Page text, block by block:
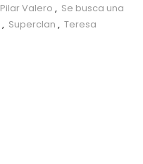
Pilar Valero , Se busca una
, Superclan , Teresa